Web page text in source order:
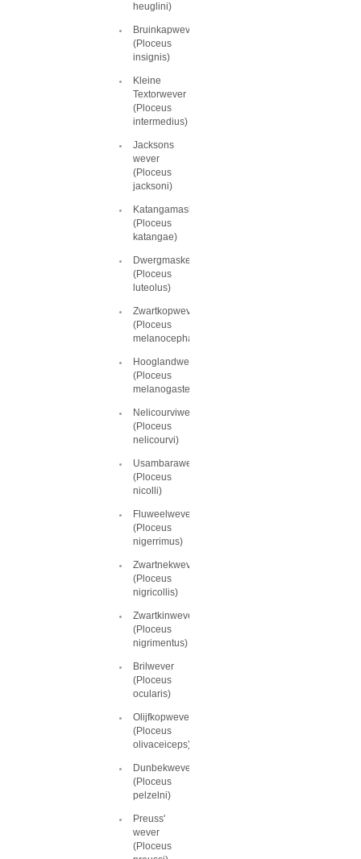
heuglini)
Bruinkapwever
(Ploceus
insignis)
Kleine
Textorwever
(Ploceus
intermedius)
Jacksons
wever
(Ploceus
jacksoni)
Katangamaskerwever
(Ploceus
katangae)
Dwergmaskerwever
(Ploceus
luteolus)
Zwartkopwever
(Ploceus
melanocephalus)
Hooglandwever
(Ploceus
melanogaster)
Nelicourviwever
(Ploceus
nelicourvi)
Usambarawever
(Ploceus
nicolli)
Fluweelwever
(Ploceus
nigerrimus)
Zwartnekwever
(Ploceus
nigricollis)
Zwartkinwever
(Ploceus
nigrimentus)
Brilwever
(Ploceus
ocularis)
Olijfkopwever
(Ploceus
olivaceiceps)
Dunbekwever
(Ploceus
pelzelni)
Preuss'
wever
(Ploceus